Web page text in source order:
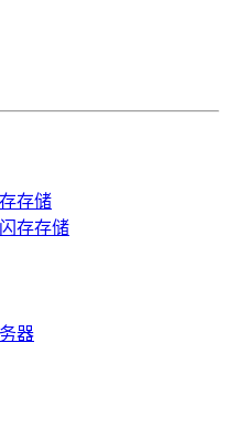
存储
存存储
器